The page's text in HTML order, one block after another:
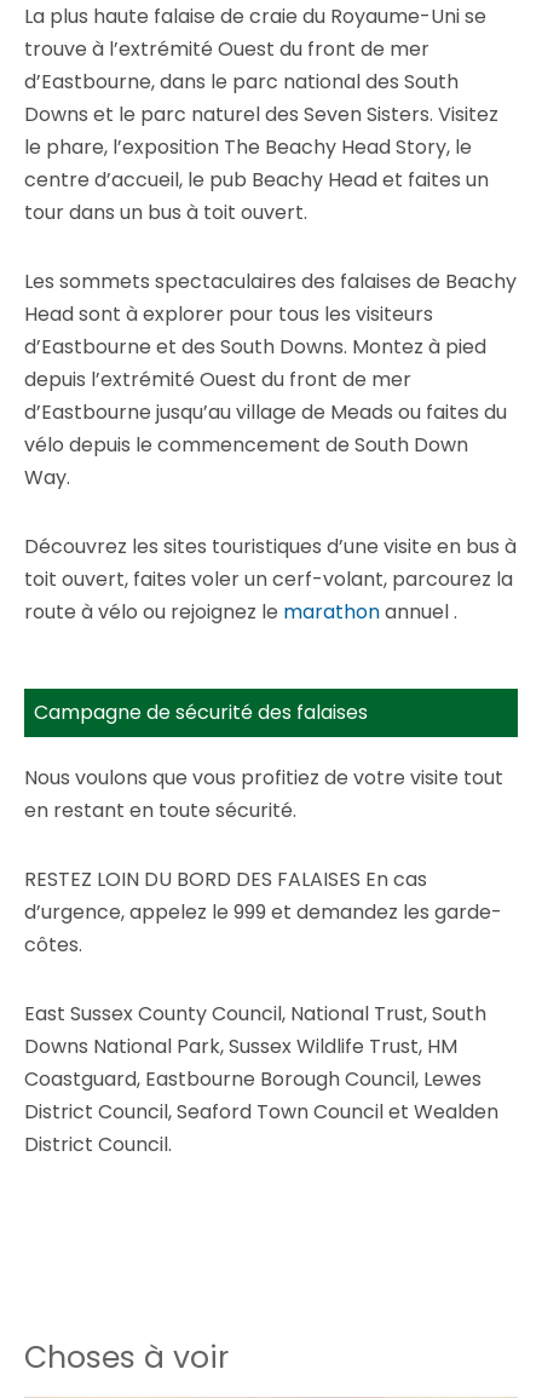
La plus haute falaise de craie du Royaume-Uni se
trouve à l’extrémité Ouest du front de mer
d’Eastbourne, dans le parc national des South
Downs et le parc naturel des Seven Sisters. Visitez
le phare, l’exposition The Beachy Head Story, le
centre d’accueil, le pub Beachy Head et faites un
tour dans un bus à toit ouvert.
Les sommets spectaculaires des falaises de Beachy
Head sont à explorer pour tous les visiteurs
d’Eastbourne et des South Downs. Montez à pied
depuis l’extrémité Ouest du front de mer
d’Eastbourne jusqu’au village de Meads ou faites du
vélo depuis le commencement de South Down
Way.
Découvrez les sites touristiques d’une visite en bus à
toit ouvert, faites voler un cerf-volant, parcourez la
route à vélo ou rejoignez le marathonannuel .
Campagne de sécurité des falaises
Nous voulons que vous profitiez de votre visite tout
en restant en toute sécurité.
RESTEZ LOIN DU BORD DES FALAISES En cas
d’urgence, appelez le 999 et demandez les garde-
côtes.
East Sussex County Council, National Trust, South
Downs National Park, Sussex Wildlife Trust, HM
Coastguard, Eastbourne Borough Council, Lewes
District Council, Seaford Town Council et Wealden
District Council.
Choses à voir